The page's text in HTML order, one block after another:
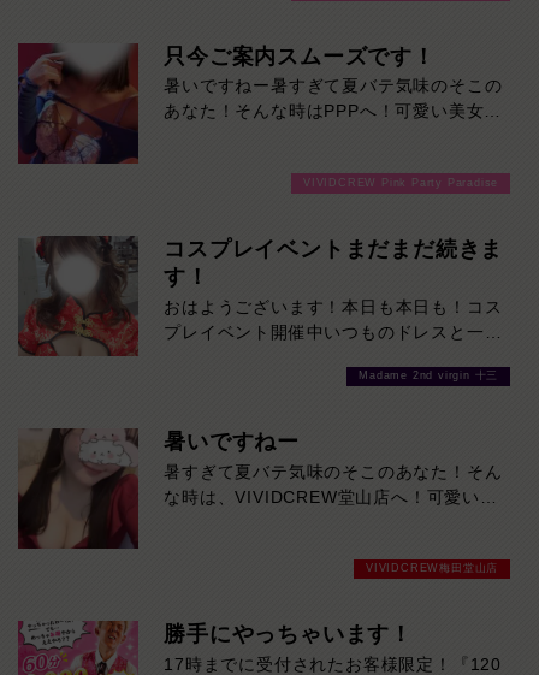
只今ご案内スムーズです！
暑いですねー暑すぎて夏バテ気味のそこの
あなた！そんな時はPPPへ！可愛い美女た
VIVIDCREW Pink Party Paradise
コスプレイベントまだまだ続きま
す！
おはようございます！本日も本日も！コス
プレイベント開催中いつものドレスと一風
Madame 2nd virgin 十三
暑いですねー
暑すぎて夏バテ気味のそこのあなた！そん
な時は、VIVIDCREW堂山店へ！可愛い美
VIVIDCREW梅田堂山店
勝手にやっちゃいます！
17時までに受付されたお客様限定！『120